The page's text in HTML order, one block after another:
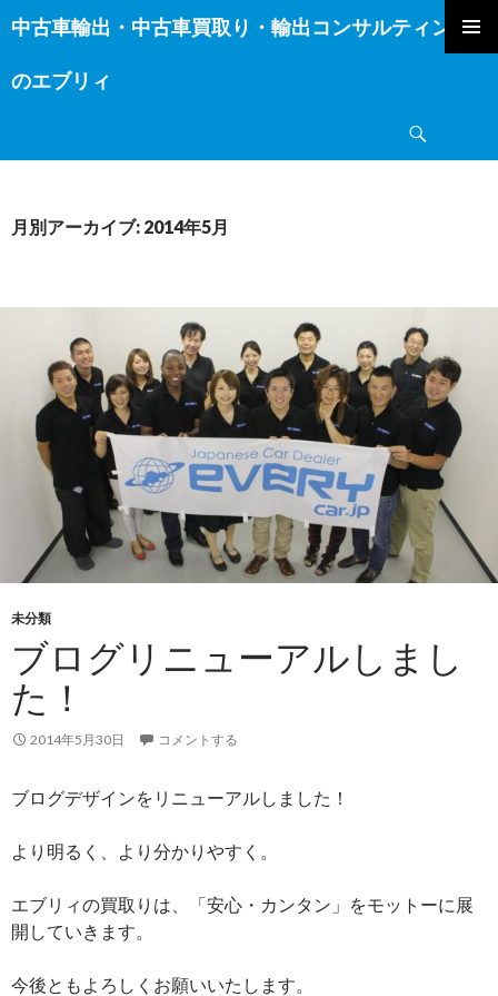
中古車輸出・中古車買取り・輸出コンサルティング
のエブリィ
テ
へ
ッ
月別アーカイブ: 2014年5月
未分類
ブログリニューアルしまし
た！
2014年5月30日 コメントする
ブログデザインをリニューアルしました！
より明るく、より分かりやすく。
エブリィの買取りは、「安心・カンタン」をモットーに展
開していきます。
今後ともよろしくお願いいたします。